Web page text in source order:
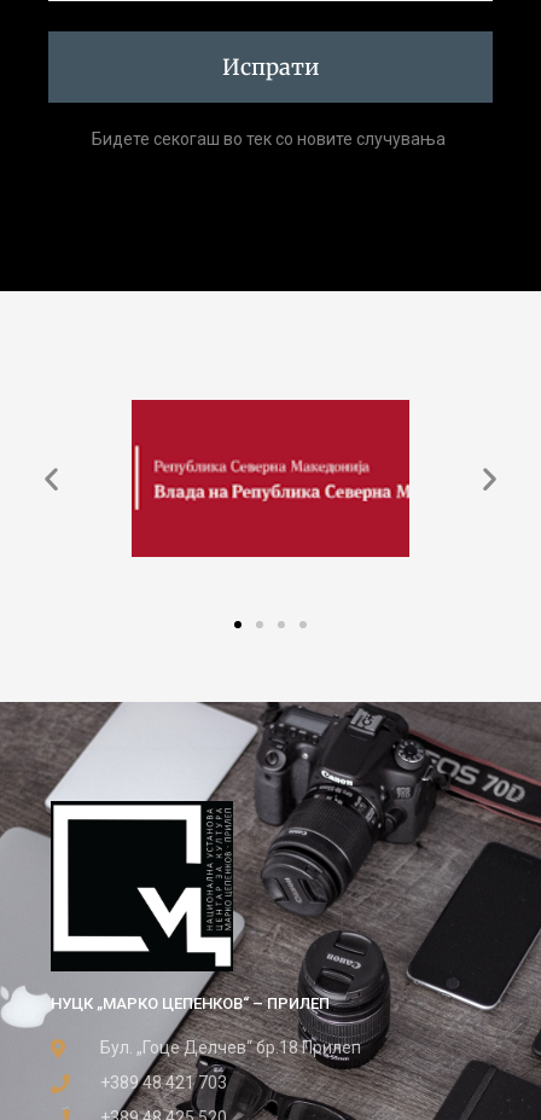
Испрати
Бидете секогаш во тек со новите случувања
НУЦК „МАРКО ЦЕПЕНКОВ“ – ПРИЛЕП
Бул. „Гоце Делчев“ бр.18 Прилеп
+389 48 421 703